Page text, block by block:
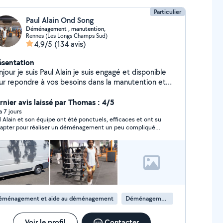
Particulier
Paul Alain Ond Song
Déménagement , manutention,
Rennes (Les Longs Champs Sud)
4,9/5 (134 avis)
je suis Paul Alain je suis engagé et disponible
repondre à vos besoins dans la manutention et
avis laissé par Thomas : 4/5
7 jours
Alain et son équipe ont été ponctuels, efficaces et ont su
pour réaliser un déménagement un peu compliqué
vivement.
et aide au déménagement Déménagement de maison